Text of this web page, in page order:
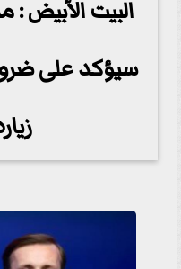
البيت الأبيض :
سيؤكد على